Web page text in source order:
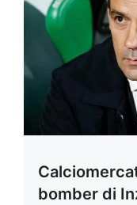
bomber di